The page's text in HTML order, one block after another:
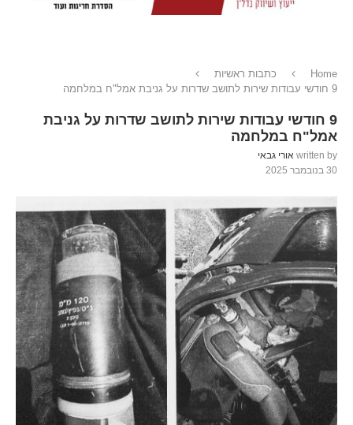
Home
כתבות ראשיות
9 חודשי עבודות שירות לתושב שדרות על גניבת אמל"ח במלחמה
9 חודשי עבודות שירות לתושב שדרות על גניבת
אמל"ח במלחמה
written by אורי גבאי
30 בנובמבר 2025